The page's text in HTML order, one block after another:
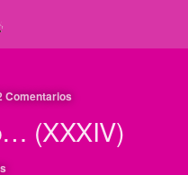
Comentarios
(XXXIV)